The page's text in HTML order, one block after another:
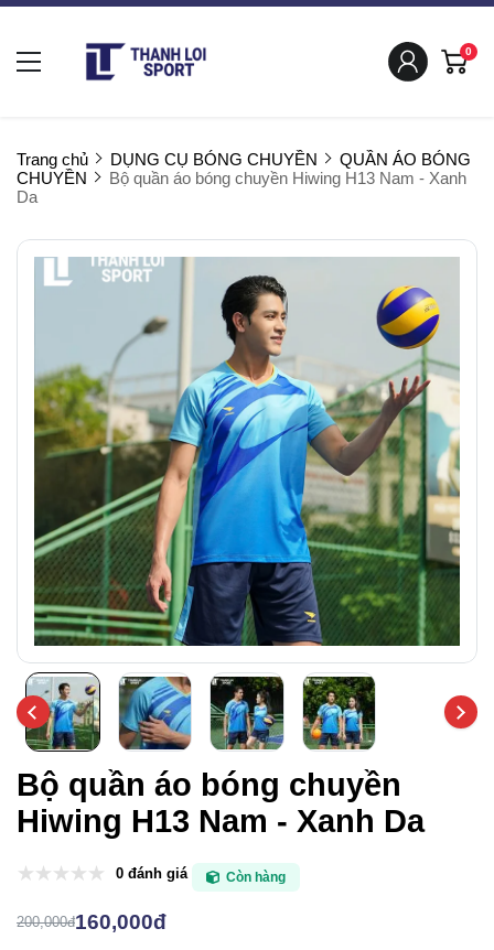
0
Trang chủ DỤNG CỤ BÓNG CHUYỀN
QUẦN ÁO BÓNG
CHUYỀN
Bộ quần áo bóng chuyền Hiwing H13 Nam - Xanh
Da
Bộ quần áo bóng chuyền
Hiwing H13 Nam - Xanh Da
0 đánh giá Còn hàng
200,000đ160,000đ